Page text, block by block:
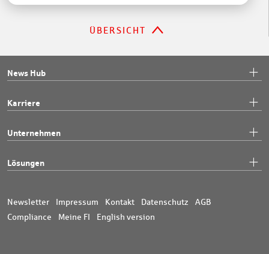
ÜBERSICHT
News Hub
Karriere
Unternehmen
Lösungen
Newsletter Impressum Kontakt Datenschutz
AGB
Compliance
Meine FI English version